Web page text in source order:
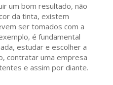
um bom resultado, não
da tinta, existem
ser tomados com a
é fundamental
estudar e escolher a
contratar uma empresa
e assim por diante.